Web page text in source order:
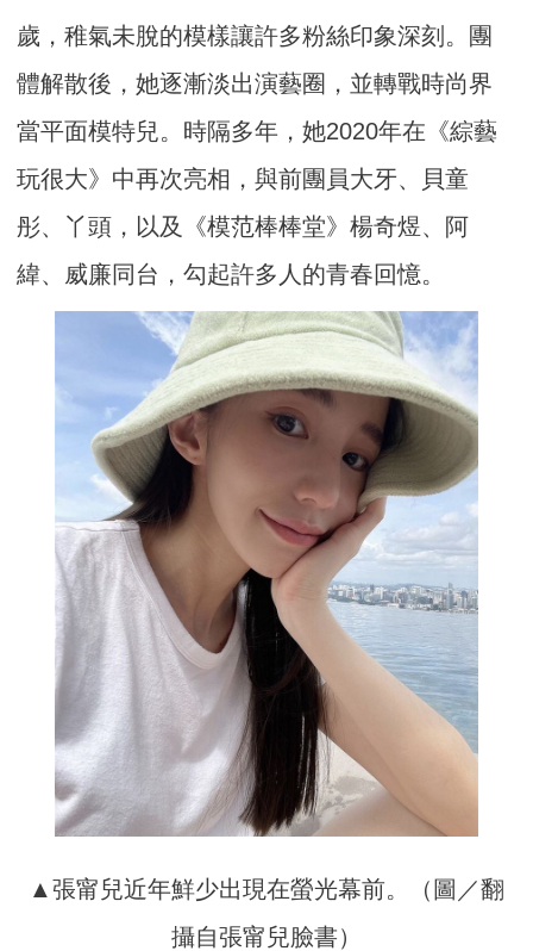
歲，稚氣未脫的模樣讓許多粉絲印象深刻。團
體解散後，她逐漸淡出演藝圈，並轉戰時尚界
當平面模特兒。時隔多年，她2020年在《綜藝
玩很大》中再次亮相，與前團員大牙、貝童
彤、丫頭，以及《模范棒棒堂》楊奇煜、阿
緯、威廉同台，勾起許多人的青春回憶。
▲張甯兒近年鮮少出現在螢光幕前。（圖／翻
攝自張甯兒臉書）